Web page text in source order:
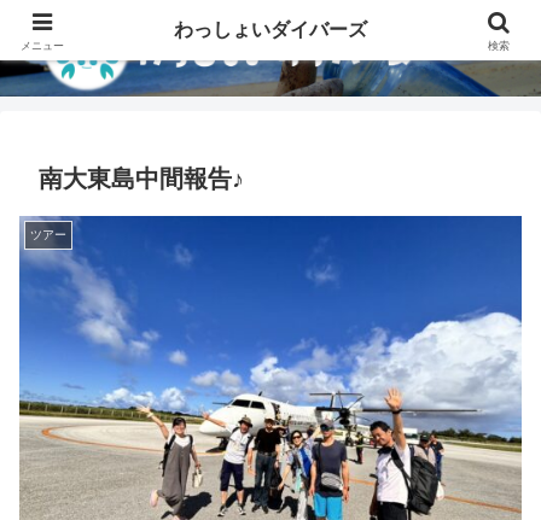
南大東島中間報告♪
ツアー
メニュー
わっしょいダイバーズ
検索